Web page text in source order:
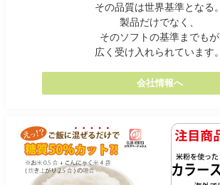
その品質は世界基準となる。
製品だけでなく、
そのソフトの基準までもが
広く受け入れられています。
会社情報へ